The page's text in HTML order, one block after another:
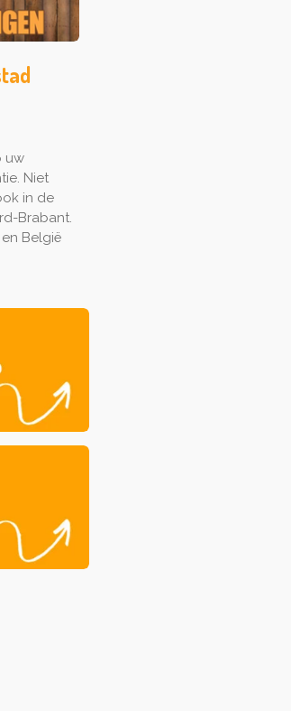
uw
Niet
in de
Brabant.
België